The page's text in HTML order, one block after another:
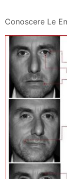
Conoscere Le